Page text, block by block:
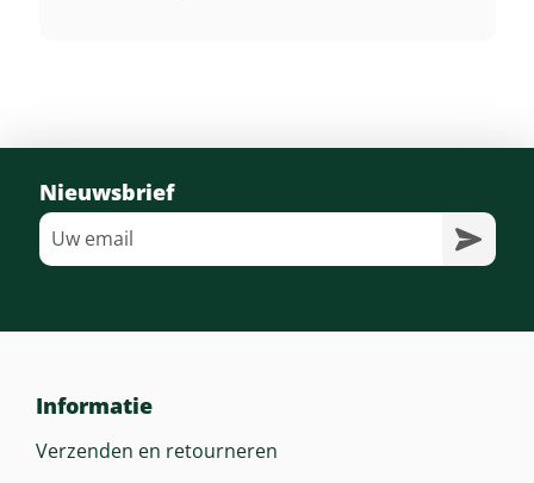
Nieuwsbrief
Informatie
Verzenden en retourneren